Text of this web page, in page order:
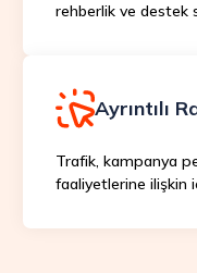
rehberlik ve destek
Ayrıntılı
Trafik, kampanya
faaliyetlerine ilişkin